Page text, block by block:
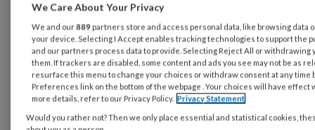
We Care About Your Privacy
We and our889 partners store and access personal data, like browsing data
your device. Selecting I Accept enables tracking technologies to support the
and our partners process data to provide. Selecting Reject All or withdrawing
them. If trackers are disabled, some content and ads you see may not be as
resurface this menu to change your choices or withdraw consent at any time
Preferences link on the bottom of the webpage . Your choices will have effect
more details, refer to our Privacy Policy. Privacy Statement
Would you rather not? Then we only place essential and statistical cookies,